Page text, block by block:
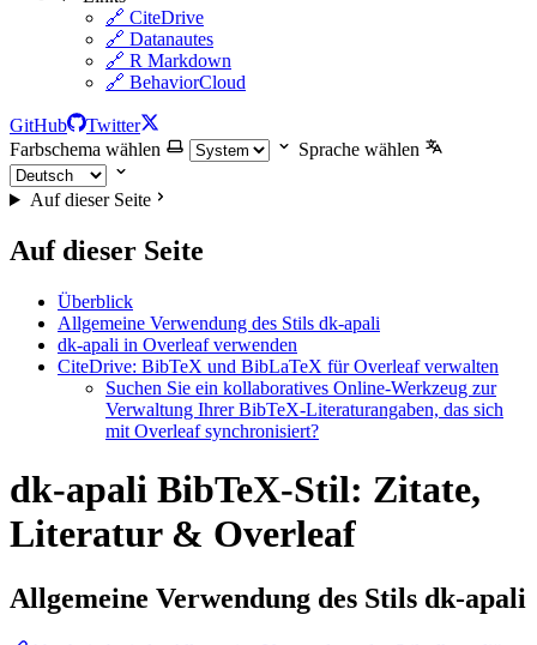
🔗 CiteDrive
🔗 Datanautes
🔗 R Markdown
🔗 BehaviorCloud
GitHub
Twitter
Farbschema wählen
Sprache wählen
Auf dieser Seite
Auf dieser Seite
Überblick
Allgemeine Verwendung des Stils dk-apali
dk-apali in Overleaf verwenden
CiteDrive: BibTeX und BibLaTeX für Overleaf verwalten
Suchen Sie ein kollaboratives Online-Werkzeug zur
Verwaltung Ihrer BibTeX-Literaturangaben, das sich
mit Overleaf synchronisiert?
dk-apali BibTeX-Stil: Zitate,
Literatur & Overleaf
Allgemeine Verwendung des Stils dk-apali